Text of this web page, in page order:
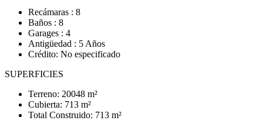
Recámaras : 8
Baños : 8
Garages : 4
Antigüedad : 5 Años
Crédito: No especificado
SUPERFICIES
Terreno: 20048 m²
Cubierta: 713 m²
Total Construido: 713 m²